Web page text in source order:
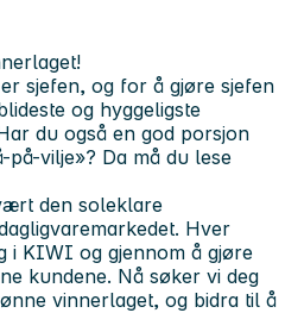
sjefen, og for å gjøre sjefen
og hyggeligste
du også en god porsjon
vilje»? Da må du lese
den soleklare
Hver
i KIWI og gjennom å gjøre
kundene. Nå søker vi deg
vinnerlaget, og bidra til å